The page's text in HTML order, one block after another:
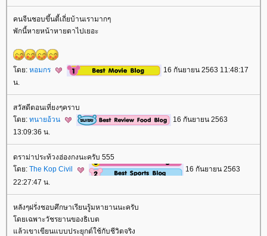
คนจีนชอบขึ้นตี้เถี่ยบ้านเรามากๆ
พักนี้หายหน้าหายตาไปเยอะ
ดย: หอมกร
16 กันยายน 2563 11:48:17
น.
สวัสดีตอนเที่ยงๆคราบ
ดย: ทนายอ้วน
16 กันยายน 2563
13:09:36 น.
ดราม่าประท้วงฮ่องกงนะครับ 555
ดย: The Kop Civil
16 กันยายน 2563
22:27:47 น.
หลังๆฝรั่งชอบศึกษาเรียนรู้มหายานนะครับ
ดยเฉพาะวัชรยานของธิเบต
ล้วเขาเขียนแบบประยุกต์ใช้กับชีวิตจริง